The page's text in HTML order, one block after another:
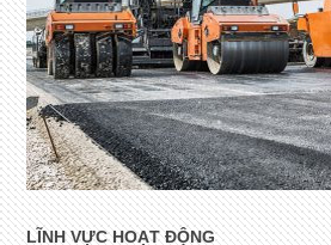
LĨNH VỰC HOẠT ĐỘNG